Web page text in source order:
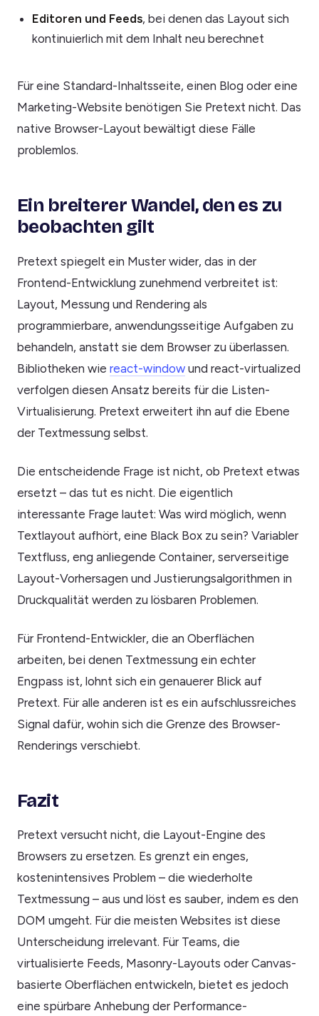
Editoren und Feeds, bei denen das Layout sich
kontinuierlich mit dem Inhalt neu berechnet
Für eine Standard-Inhaltsseite, einen Blog oder eine
Marketing-Website benötigen Sie Pretext nicht. Das
native Browser-Layout bewältigt diese Fälle
problemlos.
Ein breiterer Wandel, den es zu
beobachten gilt
Pretext spiegelt ein Muster wider, das in der
Frontend-Entwicklung zunehmend verbreitet ist:
Layout, Messung und Rendering als
programmierbare, anwendungsseitige Aufgaben zu
behandeln, anstatt sie dem Browser zu überlassen.
Bibliotheken wie react-window und react-virtualized
verfolgen diesen Ansatz bereits für die Listen-
Virtualisierung. Pretext erweitert ihn auf die Ebene
der Textmessung selbst.
Die entscheidende Frage ist nicht, ob Pretext etwas
ersetzt – das tut es nicht. Die eigentlich
interessante Frage lautet: Was wird möglich, wenn
Textlayout aufhört, eine Black Box zu sein? Variabler
Textfluss, eng anliegende Container, serverseitige
Layout-Vorhersagen und Justierungsalgorithmen in
Druckqualität werden zu lösbaren Problemen.
Für Frontend-Entwickler, die an Oberflächen
arbeiten, bei denen Textmessung ein echter
Engpass ist, lohnt sich ein genauerer Blick auf
Pretext. Für alle anderen ist es ein aufschlussreiches
Signal dafür, wohin sich die Grenze des Browser-
Renderings verschiebt.
Fazit
Pretext versucht nicht, die Layout-Engine des
Browsers zu ersetzen. Es grenzt ein enges,
kostenintensives Problem – die wiederholte
Textmessung – aus und löst es sauber, indem es den
DOM umgeht. Für die meisten Websites ist diese
Unterscheidung irrelevant. Für Teams, die
virtualisierte Feeds, Masonry-Layouts oder Canvas-
basierte Oberflächen entwickeln, bietet es jedoch
eine spürbare Anhebung der Performance-